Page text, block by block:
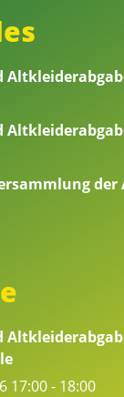
17:00- 18:00